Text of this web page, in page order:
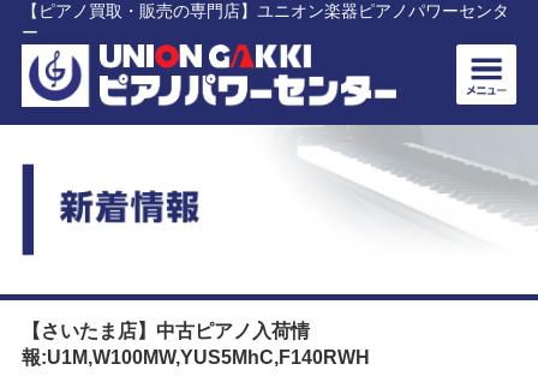
【ピアノ買取・販売の専門店】ユニオン楽器ピアノパワーセンタ
ー
【さいたま店】中古ピアノ入荷情
報:U1M,W100MW,YUS5MhC,F140RWH